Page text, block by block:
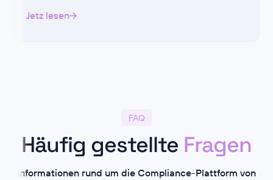
Jetz lesen
FAQ
Häufig gestellte Fragen
Informationen rund um die Compliance-Plattform von